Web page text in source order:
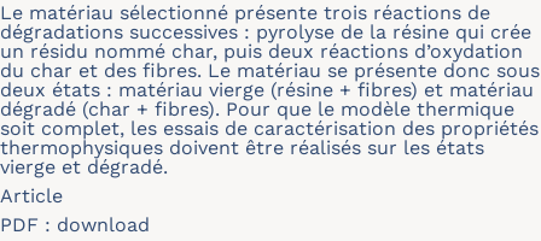
Le matériau sélectionné présente trois réactions de
dégradations successives : pyrolyse de la résine qui crée
un résidu nommé char, puis deux réactions d’oxydation
du char et des fibres. Le matériau se présente donc sous
deux états : matériau vierge (résine + fibres) et matériau
dégradé (char + fibres). Pour que le modèle thermique
soit complet, les essais de caractérisation des propriétés
thermophysiques doivent être réalisés sur les états
vierge et dégradé.
Article
PDF : download